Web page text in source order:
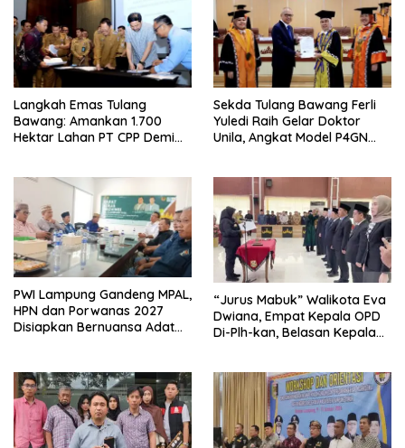
Langkah Emas Tulang
Bawang: Amankan 1.700
Hektar Lahan PT CPP Demi
Sekda Tulang Bawang Ferli
Yuledi Raih Gelar Doktor
Unila, Angkat Model P4GN
PWI Lampung Gandeng MPAL,
HPN dan Porwanas 2027
Disiapkan Bernuansa Adat
“Jurus Mabuk” Walikota Eva
Dwiana, Empat Kepala OPD
Di-Plh-kan, Belasan Kepala